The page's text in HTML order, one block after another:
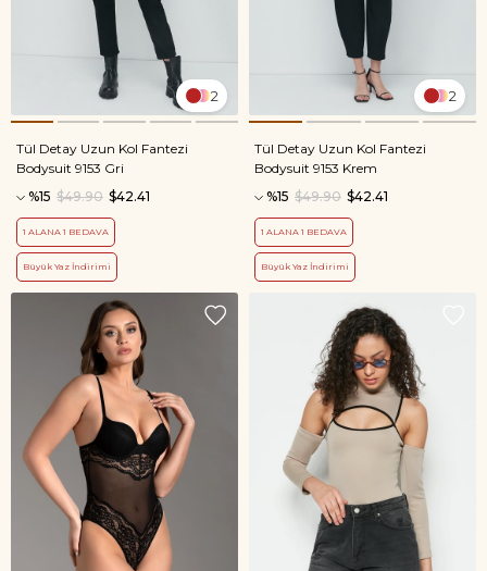
2
Tül Detay Uzun Kol Fantezi
Bodysuit 9153 Gri
%15
$42.41
$49.90
1 ALANA 1 BEDAVA
Büyük Yaz İndirimi
2
Tül Detay Uzun Kol Fantezi
Bodysuit 9153 Krem
%15
$42.41
$49.90
1 ALANA 1 BEDAVA
Büyük Yaz İndirimi